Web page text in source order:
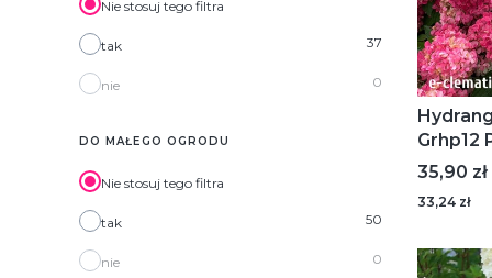
Nie stosuj tego filtra
tak 37
nie 0
DO MAŁEGO OGRODU
Nie stosuj tego filtra
tak 50
nie 0
Grhp12
Cena
35,90 zł
33,24 zł